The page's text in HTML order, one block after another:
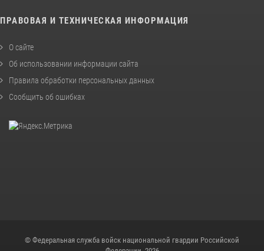
ПРАВОВАЯ И ТЕХНИЧЕСКАЯ ИНФОРМАЦИЯ
О сайте
Об использовании информации сайта
Правила обработки персональных данных
Сообщить об ошибках
© Федеральная служба войск национальной гвардии Российской